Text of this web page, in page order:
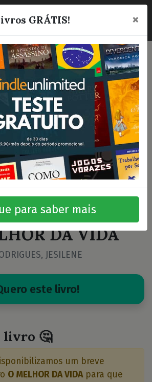
☰
DA VIDA
JESILENE
este livro!
livro 🤔
um breve
O MELHOR DA VIDApara que
GRÁTIS! ×
para saber mais